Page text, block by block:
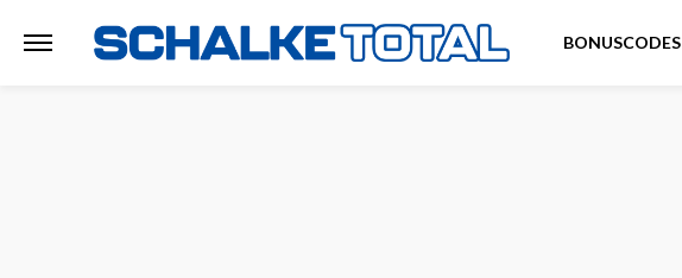
BONUSCODES